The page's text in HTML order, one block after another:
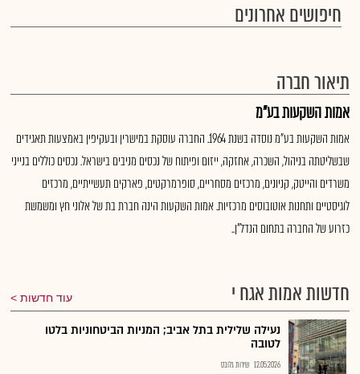
חיפושים אחרונים
תיאור חברה
אמות השקעות בע"מ
אמות השקעות בע"מ נוסדה בשנת 1964. החברה עוסקת במישרין ובעקיפין באמצעות תאגידים
שבשליטתה בניהול, השכרה, אחזקה, ייזום ופיתוח של נכסים מניבים בישראל. נכסים כוללים בנייני
משרדים והייטק, קניונים, מרכזים מסחריים, סופרמרקטים, פארקים תעשייתיים, מרכזים
לוגיסטיים ותחנות אוטובוסים מרכזיות. אמות השקעות הינה חברת בת של אלוני חץ ומשמשת
כזרוע של החברה בתחום הנדל"ן..
חדשות אמות אגח י עוד חדשות
נעילה שלילית בתל אביב; המניות הביטחוניות בלטו
לטובה
12.05.2026 שירות גלובס